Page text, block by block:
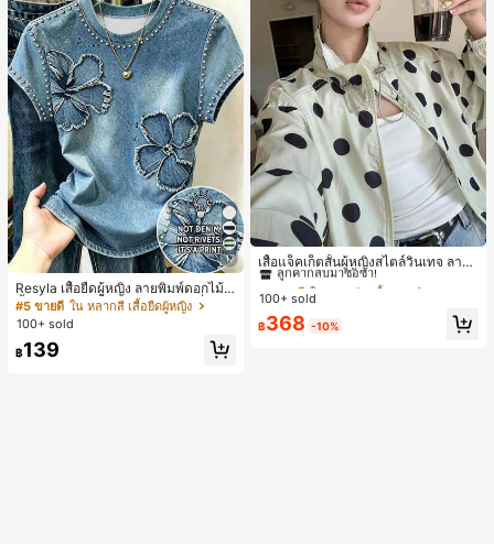
17
Resyla เสื้อยืดผู้หญิง ลายพิมพ์ดอกไม้สี
น้ำเงินวินเทจ เสื้อสำหรับออกไปเที่ยวฤ
ดูร้อน ดีไซน์กราฟิก สบายๆ อเนกประสง
องเที่ยวกลางแจ้ง
#5 ขายดี ใน หลากสี เสื้อยืดผู้หญิง
100+ sold
฿139
เสื้อแจ็คเก็ตสั้นผู้หญิงสไตล์วินเทจ ลายจุ
ดขนาดใหญ่ คอตั้ง เอวเข้ารูป แขนพอง
ทรงหลวม แฟชั่นอเนกประสงค์ สำหรับใ
ส่ประจำวันและไปเที่ยวพักผ่อน
#1 ขายดี
ใน กระเป๋า เสื้อคลุมลำลอง
ลูกค้ากลับมาซื้อซ้ำ!
#1 ขายดี ใน กระเป๋า เสื้อคลุมลำลอง
ลูกค้ากลับมาซื้อซ้ำ!
#1 ขายดี ใน กระเป๋า เสื้อคลุมลำลอง
ลูกค้ากลับมาซื้อซ้ำ!
#1 ขายดี
ใน กระเป๋า เสื้อคลุมลำลอง
100+ sold
฿368 -10%